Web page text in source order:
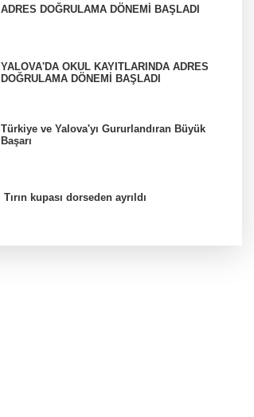
ADRES DOĞRULAMA DÖNEMİ BAŞLADI
YALOVA'DA OKUL KAYITLARINDA ADRES
DOĞRULAMA DÖNEMİ BAŞLADI
Türkiye ve Yalova'yı Gururlandıran Büyük
Başarı
Tırın kupası dorseden ayrıldı